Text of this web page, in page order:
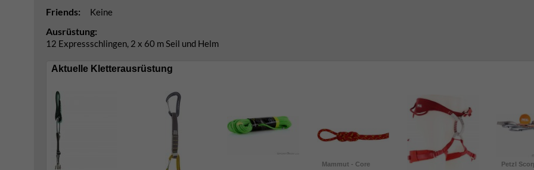
Friends: Keine
Ausrüstung:
12 Expressschlingen, 2 x 60 m Seil und Helm
Aktuelle Kletterausrüstung
Mammut - Core
Petzl